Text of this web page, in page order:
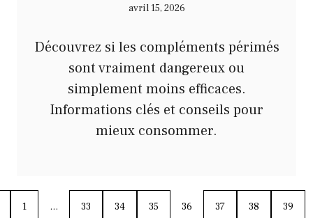
avril 15, 2026
Découvrez si les compléments périmés
sont vraiment dangereux ou
simplement moins efficaces.
Informations clés et conseils pour
mieux consommer.
1 … 33 34 35 36 37 38 39